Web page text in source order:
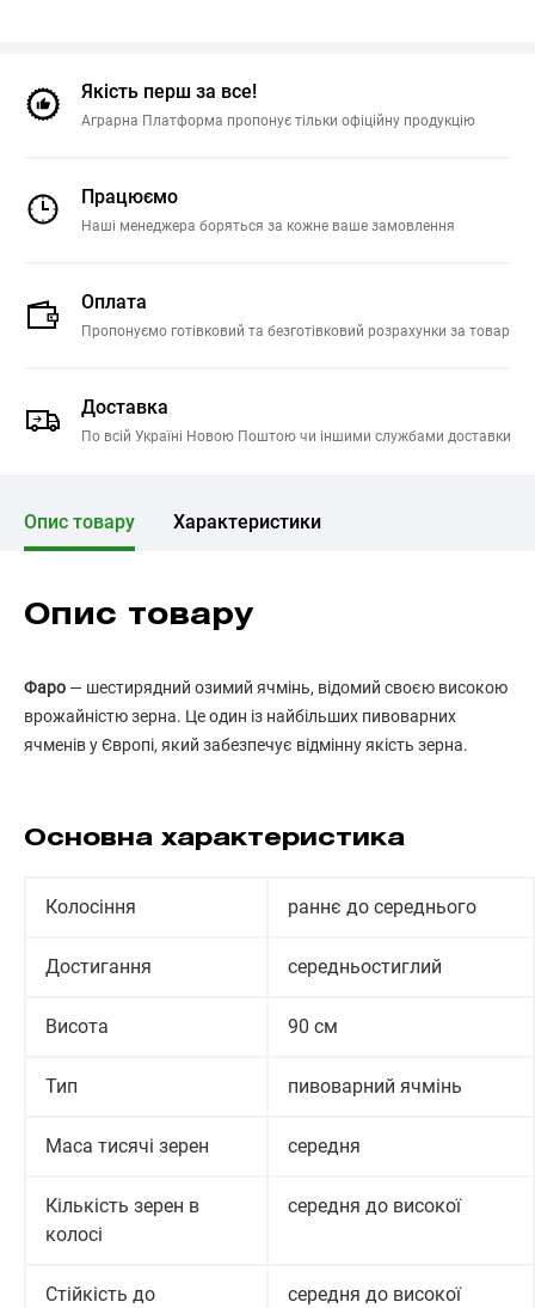
Якість перш за все!
Аграрна Платформа пропонує тільки офіційну продукцію
Працюємо
Наші менеджера боряться за кожне ваше замовлення
Оплата
Пропонуємо готівковий та безготівковий розрахунки за товар
Доставка
По всій Україні Новою Поштою чи іншими службами доставки
Опис товару Характеристики
Опис товару
Фаро — шестирядний озимий ячмінь, відомий своєю високою
врожайністю зерна. Це один із найбільших пивоварних
ячменів у Європі, який забезпечує відмінну якість зерна.
Основна характеристика
Колосіння раннє до середнього
Достигання середньостиглий
Висота 90 см
Тип пивоварний ячмінь
Маса тисячі зерен середня
Кількість зерен в
колосі
середня до високої
Стійкість до
середня до високої